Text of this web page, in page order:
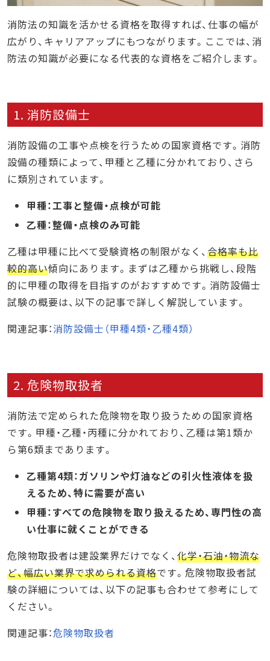
消防法の知識を活かせる資格を取得すれば、仕事の幅が
広がり、キャリアアップにもつながります。ここでは、消
防法の知識が必要になる代表的な資格をご紹介します。
1. 消防設備士
消防設備の工事や点検を行うための国家資格です。消防
設備の種類によって、甲種と乙種に分かれており、さら
に類別されています。
甲種：工事と整備・点検が可能
乙種：整備・点検のみ可能
乙種は甲種に比べて受験資格の制限がなく、合格率も比
較的高い傾向にあります。まずは乙種から挑戦し、段階
的に甲種の取得を目指すのがおすすめです。消防設備士
試験の概要は、以下の記事で詳しく解説しています。
関連記事：消防設備士（甲種4類・乙種4類）
2. 危険物取扱者
消防法で定められた危険物を取り扱うための国家資格
です。甲種・乙種・丙種に分かれており、乙種は第1類か
ら第6類まであります。
乙種第4類：ガソリンや灯油などの引火性液体を扱
えるため、特に需要が高い
甲種：すべての危険物を取り扱えるため、専門性の高
い仕事に就くことができる
危険物取扱者は建設業界だけでなく、化学・石油・物流な
ど、幅広い業界で求められる資格です。危険物取扱者試
験の詳細については、以下の記事も合わせて参考にして
ください。
関連記事：危険物取扱者